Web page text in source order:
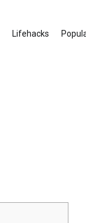
Lifehacks